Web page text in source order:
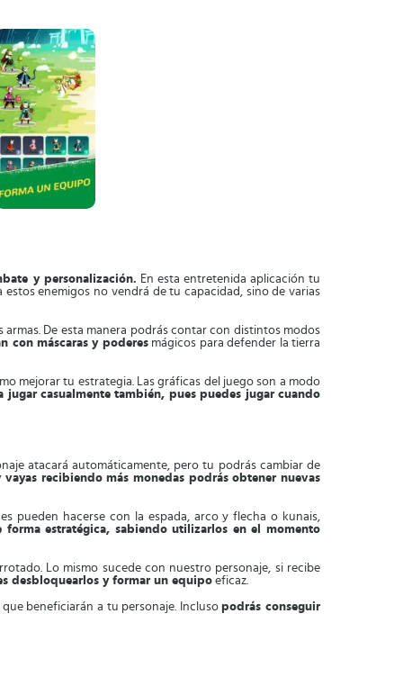
y personalización. En esta entretenida aplicación tu
enemigos no vendrá de tu capacidad, sino de varias
De esta manera podrás contar con distintos modos
con máscaras y poderesmágicos para defender la tierra
mejorar tu estrategia. Las gráficas del juego son a modo
jugar casualmente también, pues puedes jugar cuando
atacará automáticamente, pero tu podrás cambiar de
recibiendo más monedas podrás obtener nuevas
pueden hacerse con la espada, arco y flecha o kunais,
forma estratégica, sabiendo utilizarlos en el momento
Lo mismo sucede con nuestro personaje, si recibe
desbloquearlos y formar un equipo eficaz.
beneficiarán a tu personaje. Inclusopodrás conseguir